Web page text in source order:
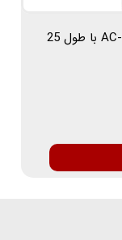
کابل تبدیل USB-C به USB-C آکو مدل AC-33 با طول 25